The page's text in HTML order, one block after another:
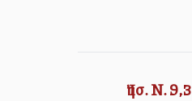
Ἰησ. Ν. 9,3